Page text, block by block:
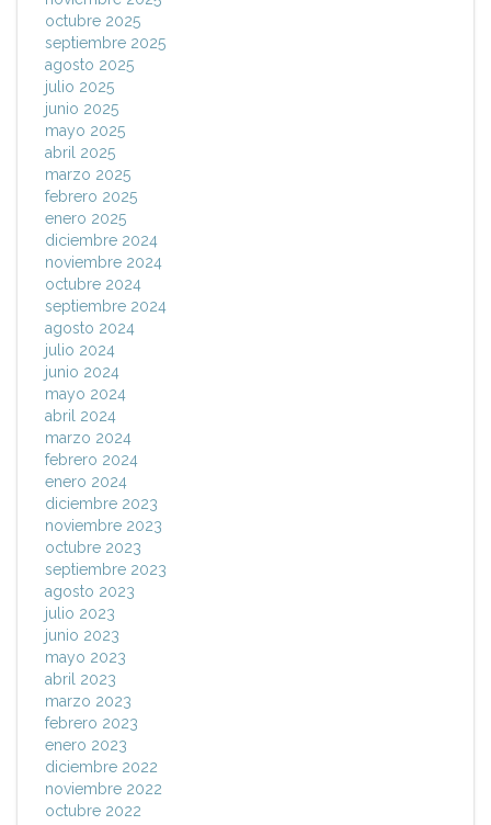
octubre 2025
septiembre 2025
agosto 2025
julio 2025
junio 2025
mayo 2025
abril 2025
marzo 2025
febrero 2025
enero 2025
diciembre 2024
noviembre 2024
octubre 2024
septiembre 2024
agosto 2024
julio 2024
junio 2024
mayo 2024
abril 2024
marzo 2024
febrero 2024
enero 2024
diciembre 2023
noviembre 2023
octubre 2023
septiembre 2023
agosto 2023
julio 2023
junio 2023
mayo 2023
abril 2023
marzo 2023
febrero 2023
enero 2023
diciembre 2022
noviembre 2022
octubre 2022